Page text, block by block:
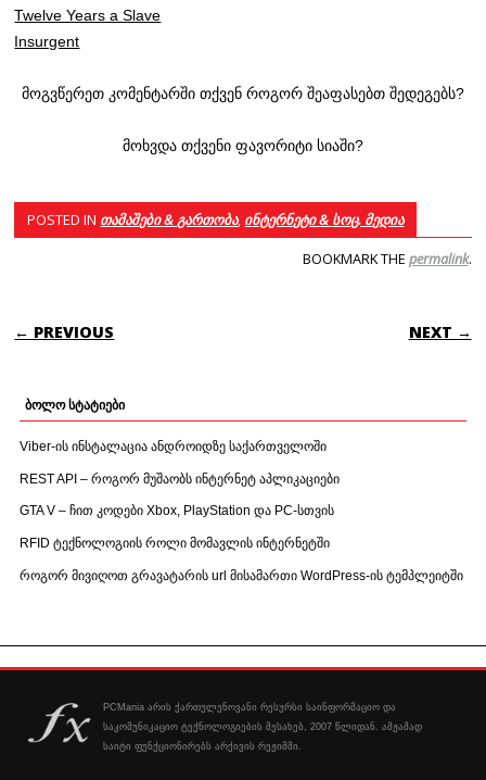
Twelve Years a Slave
Insurgent
მოგვწერეთ კომენტარში თქვენ როგორ შეაფასებთ შედეგებს?
მოხვდა თქვენი ფავორიტი სიაში?
POSTED IN თამაშები & გართობა, ინტერნეტი & სოც. მედია
BOOKMARK THE permalink.
POST NAVIGATION
← PREVIOUS NEXT →
ბოლო სტატიები
Viber-ის ინსტალაცია ანდროიდზე საქართველოში
REST API – როგორ მუშაობს ინტერნეტ აპლიკაციები
GTA V – ჩით კოდები Xbox, PlayStation და PC-სთვის
RFID ტექნოლოგიის როლი მომავლის ინტერნეტში
როგორ მივიღოთ გრავატარის url მისამართი WordPress-ის ტემპლეიტში
PCMania არის ქართულენოვანი რესურსი საინფორმაციო და
საკომუნიკაციო ტექნოლოგიების შესახებ, 2007 წლიდან. ამჟამად
საიტი ფუნქციონირებს არქივის რეჟიმში.